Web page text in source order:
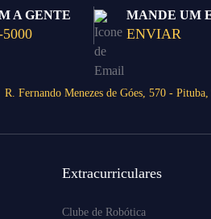
A GENTE MANDE UM
ENVIAR
R. Fernando Menezes de Góes, 570 -
Extracurriculares
Clube de Robótica